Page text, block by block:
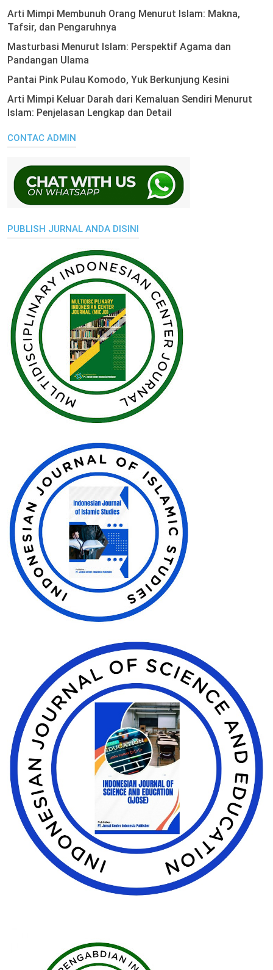
Arti Mimpi Membunuh Orang Menurut Islam: Makna,
Tafsir, dan Pengaruhnya
Masturbasi Menurut Islam: Perspektif Agama dan
Pandangan Ulama
Pantai Pink Pulau Komodo, Yuk Berkunjung Kesini
Arti Mimpi Keluar Darah dari Kemaluan Sendiri Menurut
Islam: Penjelasan Lengkap dan Detail
CONTAC ADMIN
PUBLISH JURNAL ANDA DISINI